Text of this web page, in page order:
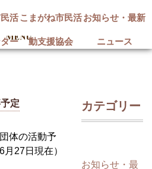
活
ー
こまがね市民活
動支援協会
お知らせ・最新
ニュース
定
体の活動予
27日現在）
カテゴリー
お知らせ・最